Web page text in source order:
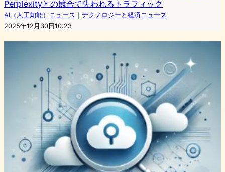
Perplexityとの競合で失われるトラフィック
AI（人工知能）ニュース ｜ テクノロジーと経済ニュース
2025年12月30日10:23